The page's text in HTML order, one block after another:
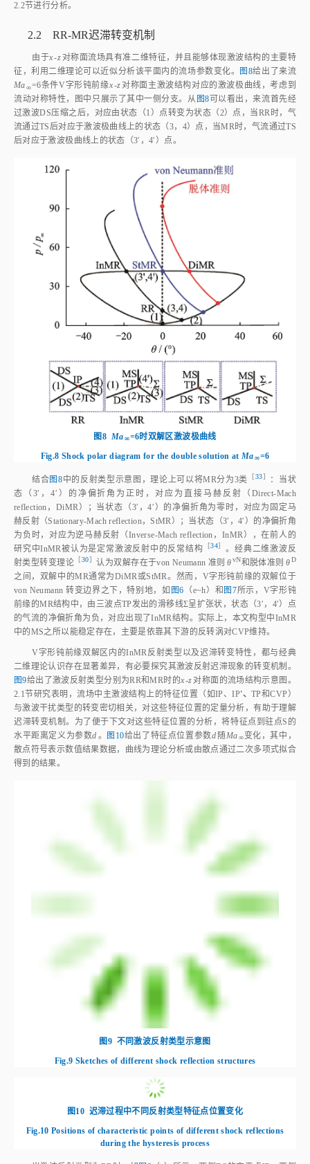
2.2节进行分析。
2.2 RR‑MR迟滞转变机制
由于x‑z 对称面流场具有准二维特征，并且能够体现激波结构的主要特
征，利用二维理论可以近似分析该平面内的流场参数变化。 图8给出了来流
Ma ∞=6条件V字形钝前缘x‑z 对称面主激波结构对应的激波极曲线，考虑到
流动对称特性，图中只展示了其中一侧分支。从图8 可以看出，来流首先经
过激波DS压缩之后，对应由状态（1）点转变为状态（2）点，当RR时，气
流通过TS后对应于激波极曲线上的状态（3，4）点，当MR时，气流通过TS
后对应于激波极曲线上的状态（3′，4′）点。
图8 Ma ∞=6时双解区激波极曲线
Fig.8 Shock polar diagram for the double solution at Ma ∞=6
结合图8中的反射类型示意图，理论上可以将MR分为3类 ［33］
：当状
态（3′，4′）的净偏折角为正时，对应为直接马赫反射（Direct‑Mach
reflection，DiMR）；当状态（3′，4′）的净偏折角为零时，对应为固定马
赫反射（Stationary‑Mach reflection，StMR）；当状态（3′，4′）的净偏折角
为负时，对应为逆马赫反射（Inverse‑Mach reflection，InMR），在前人的
研究中InMR被认为是定常激波反射中的反常结构 ［34］ 。经典二维激波反
射类型转变理论 ［30］认为双解存在于von Neumann 准则 θvN和脱体准则 θD
之间，双解中的MR通常为DiMR或StMR。然而，V字形钝前缘的双解位于
von Neumann 转变边界之下，特别地，如 图6 （e~h）和 图7所示，V字形钝
前缘的MR结构中，由三波点TP发出的滑移线Σ呈扩张状，状态（3′，4′）点
的气流的净偏折角为负，对应出现了InMR结构。实际上，本文构型中InMR
中的MS之所以能稳定存在，主要是依靠其下游的反转涡对CVP维持。
V字形钝前缘双解区内的InMR反射类型以及迟滞转变特性，都与经典
二维理论认识存在显著差异，有必要探究其激波反射迟滞现象的转变机制。
图9给出了激波反射类型分别为RR和MR时的x‑z 对称面的流场结构示意图。
2.1节研究表明，流场中主激波结构上的特征位置（如IP、IP'、TP和CVP）
与激波干扰类型的转变密切相关，对这些特征位置的定量分析，有助于理解
迟滞转变机制。为了便于下文对这些特征位置的分析，将特征点到驻点S的
水平距离定义为参数d 。 图10给出了特征点位置参数d 随Ma∞变化，其中，
散点符号表示数值结果数据，曲线为理论分析或由散点通过二次多项式拟合
得到的结果。